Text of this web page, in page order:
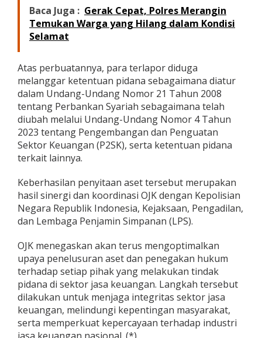
Baca Juga : Gerak Cepat, Polres Merangin
Temukan Warga yang Hilang dalam Kondisi
Selamat
Atas perbuatannya, para terlapor diduga
melanggar ketentuan pidana sebagaimana diatur
dalam Undang-Undang Nomor 21 Tahun 2008
tentang Perbankan Syariah sebagaimana telah
diubah melalui Undang-Undang Nomor 4 Tahun
2023 tentang Pengembangan dan Penguatan
Sektor Keuangan (P2SK), serta ketentuan pidana
terkait lainnya.
Keberhasilan penyitaan aset tersebut merupakan
hasil sinergi dan koordinasi OJK dengan Kepolisian
Negara Republik Indonesia, Kejaksaan, Pengadilan,
dan Lembaga Penjamin Simpanan (LPS).
OJK menegaskan akan terus mengoptimalkan
upaya penelusuran aset dan penegakan hukum
terhadap setiap pihak yang melakukan tindak
pidana di sektor jasa keuangan. Langkah tersebut
dilakukan untuk menjaga integritas sektor jasa
keuangan, melindungi kepentingan masyarakat,
serta memperkuat kepercayaan terhadap industri